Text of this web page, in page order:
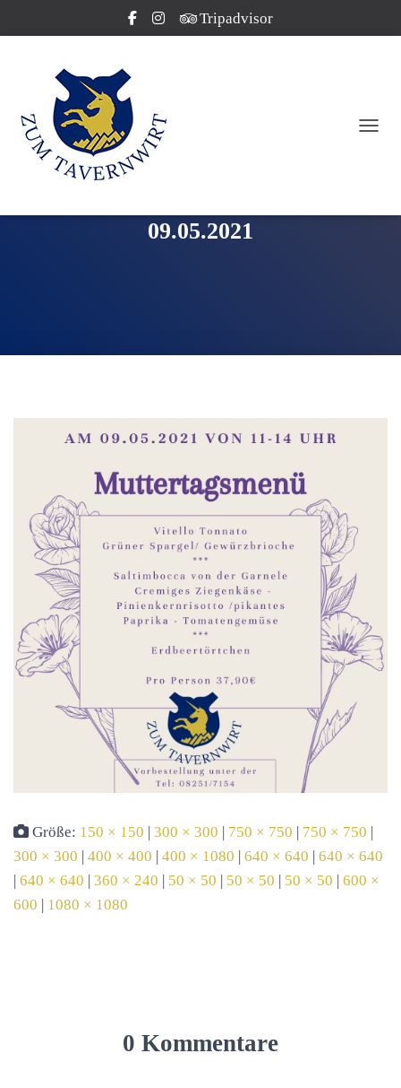
Tripadvisor
09.05.2021
Größe: 150 × 150 | 300 × 300 | 750 × 750 | 750 × 750 |
300 × 300 | 400 × 400 | 400 × 1080 | 640 × 640 | 640 × 640
| 640 × 640 | 360 × 240 | 50 × 50 | 50 × 50 | 50 × 50 | 600 ×
600 | 1080 × 1080
0 Kommentare